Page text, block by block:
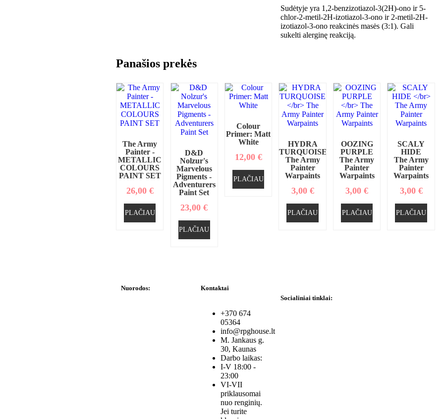
Sudėtyje yra 1,2-benzizotiazol-3(2H)-ono ir 5-
chlor-2-metil-2H-izotiazol-3-ono ir 2-metil-2H-
izotiazol-3-ono reakcinės masės (3:1). Gali
sukelti alerginę reakciją.
Panašios prekės
The Army
Painter -
METALLIC
COLOURS
PAINT SET
26,00 €
PLAČIAU
D&D
Nolzur's
Marvelous
Pigments -
Adventurers
Paint Set
23,00€
PLAČIAU
Colour
Primer: Matt
White
12,00 €
PLAČIAU
HYDRA
TURQUOISE
The Army
Painter
Warpaints
3,00 €
PLAČIAU
OOZING
PURPLE
The Army
Painter
Warpaints
3,00€
PLAČIAU
SCALY
HIDE
The Army
Painter
Warpaints
3,00 €
PLAČIAU
Nuorodos: Kontaktai
+370 674
05364
info@rpghouse.lt
M. Jankaus g.
30, Kaunas
Darbo laikas:
I-V 18:00 -
23:00
VI-VII
priklausomai
nuo renginių.
Jei turite
Socialiniai tinklai: